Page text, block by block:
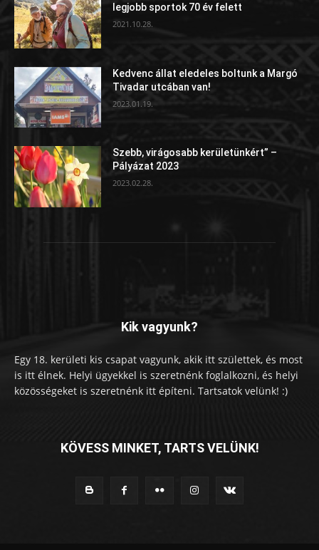
legjobb sportok 70 év felett
2021.10.28.
Kedvenc állat eledeles boltunk a Margó
Tivadar utcában van!
2023.01.19.
Szebb, virágosabb kerületünkért” –
Pályázat 2023
2023.02.28.
Kik vagyunk?
Egy 18. kerületi kis csapat vagyunk, akik itt születtek, és most
is itt élnek. Helyi ügyekkel is szeretnénk foglalkozni, és helyi
közösségeket is szeretnénk itt építeni. Tartsatok velünk! :)
KÖVESS MINKET, TARTS VELÜNK!